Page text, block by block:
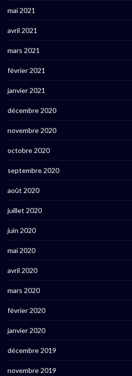
mai 2021
avril 2021
mars 2021
février 2021
janvier 2021
décembre 2020
novembre 2020
octobre 2020
septembre 2020
août 2020
juillet 2020
juin 2020
mai 2020
avril 2020
mars 2020
février 2020
janvier 2020
décembre 2019
novembre 2019